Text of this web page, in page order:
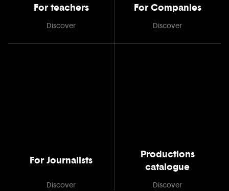
For teachers
Discover
For Companies
Discover
For Journalists
Discover
Productions
catalogue
Discover